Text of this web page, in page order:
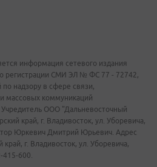
информация сетевого издания
о регистрации СМИ ЭЛ № ФС 77 - 72742,
надзору в сфере связи,
массовых коммуникаций
Учредитель ООО "Дальневосточный
край, г. Владивосток, ул. Уборевича,
Юркевич Дмитрий Юрьевич. Адрес
г. Владивосток, ул. Уборевича,
600.